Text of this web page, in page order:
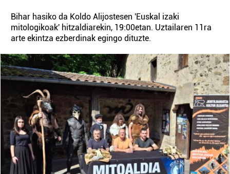
Bihar hasiko da Koldo Alijostesen 'Euskal izaki
mitologikoak' hitzaldiarekin, 19:00etan. Uztailaren 11ra
arte ekintza ezberdinak egingo dituzte.